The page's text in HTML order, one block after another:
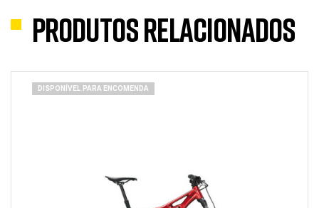
Produtos Relacionados
DISPONÍVEL PARA ENCOMENDA